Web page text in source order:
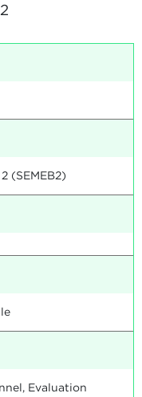
(SEMEB2)
Evaluation